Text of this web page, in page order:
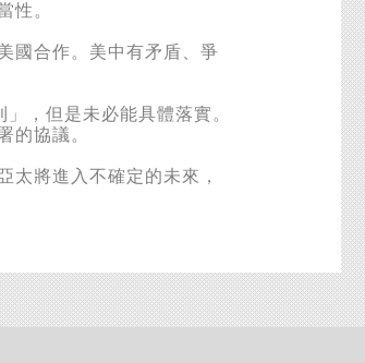
性。
國合作。美中有矛盾、爭
，但是未必能具體落實。
的協議。
將進入不確定的未來，